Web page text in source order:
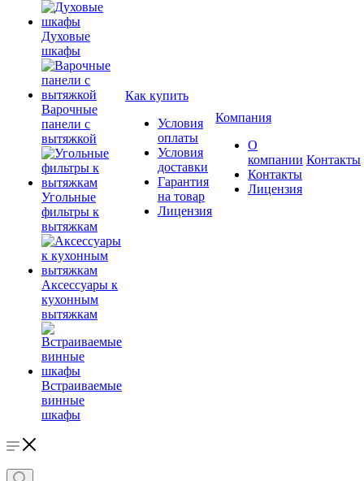
Духовые
шкафы
Варочные
панели с
вытяжкой
Угольные
фильтры к
вытяжкам
Аксессуары к
кухонным
вытяжкам
Встраиваемые
винные
шкафы
Как купить
Условия
оплаты
Условия
доставки
Гарантия
на товар
Лицензия
Компания
О
компании
Контакты
Лицензия
Контакты